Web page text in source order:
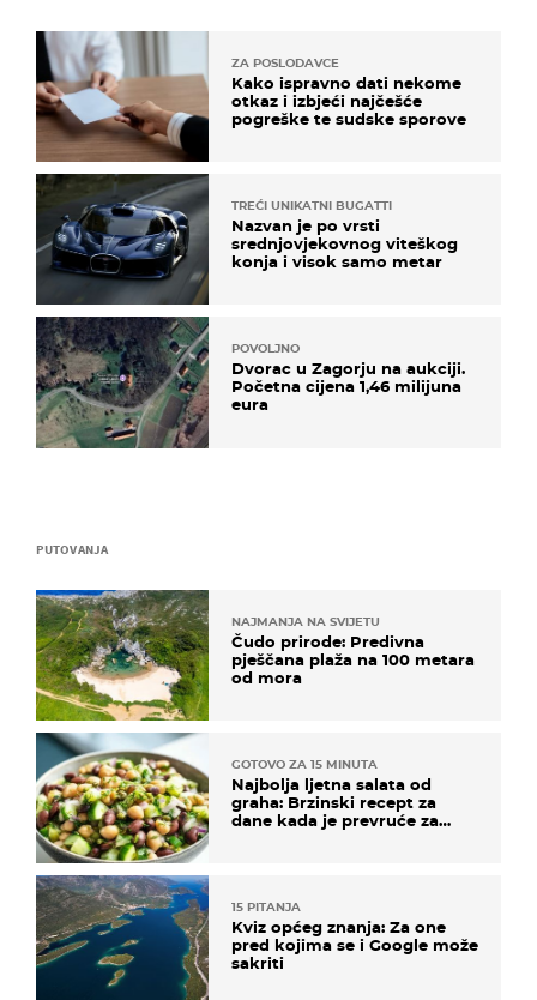
PUTOVANJA
NAJMANJA NA SVIJETU
Čudo prirode: Predivna
pješčana plaža na 100 metara
od mora
GOTOVO ZA 15 MINUTA
Najbolja ljetna salata od
graha: Brzinski recept za
dane kada je prevruće za
15 PITANJA
Kviz općeg znanja: Za one
pred kojima se i Google može
sakriti
ZA POSLODAVCE
Kako ispravno dati nekome
otkaz i izbjeći najčešće
pogreške te sudske sporove
TREĆI UNIKATNI BUGATTI
Nazvan je po vrsti
srednjovjekovnog viteškog
konja i visok samo metar
POVOLJNO
Dvorac u Zagorju na aukciji.
Početna cijena 1,46 milijuna
eura